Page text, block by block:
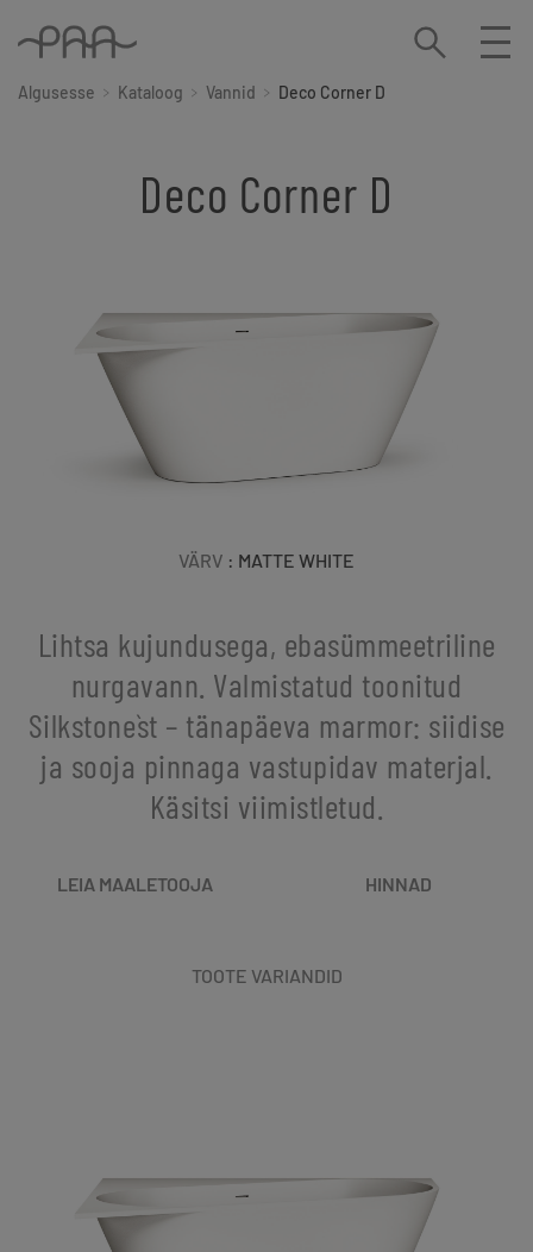
Algusesse Kataloog Vannid Deco Corner D
Deco Corner D
VÄRV : MATTE WHITE
Lihtsa kujundusega, ebasümmeetriline
nurgavann. Valmistatud toonitud
Silkstone`st – tänapäeva marmor: siidise
ja sooja pinnaga vastupidav materjal.
Käsitsi viimistletud.
LEIA MAALETOOJA HINNAD
TOOTE VARIANDID